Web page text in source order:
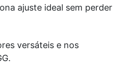
ajuste ideal sem perder
versáteis e nos